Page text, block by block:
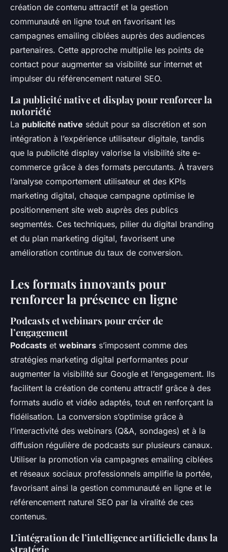
création de contenu attractif et la gestion
communauté en ligne tout en favorisant les
campagnes emailing ciblées auprès des audiences
partenaires. Cette approche multiplie les points de
contact pour augmenter sa visibilité sur internet et
impulser du référencement naturel SEO.
La publicité native et display pour renforcer la
notoriété
La publicité native séduit pour sa discrétion et son
intégration à l’expérience utilisateur digitale, tandis
que la publicité display valorise la visibilité site e-
commerce grâce à des formats percutants. À travers
l’analyse comportement utilisateur et des KPIs
marketing digital, chaque campagne optimise le
positionnement site web auprès des publics
segmentés. Ces techniques, pilier du digital branding
et du plan marketing digital, favorisent une
amélioration continue du taux de conversion.
Les formats innovants pour
renforcer la présence en ligne
Podcasts et webinars pour créer de
l’engagement
Podcasts et webinars s’imposent comme des
stratégies marketing digital performantes pour
augmenter la visibilité sur Google et l’engagement. Ils
facilitent la création de contenu attractif grâce à des
formats audio et vidéo adaptés, tout en renforçant la
fidélisation. La conversion s’optimise grâce à
l’interactivité des webinars (Q&A, sondages) et à la
diffusion régulière de podcasts sur plusieurs canaux.
Utiliser la promotion via campagnes emailing ciblées
et réseaux sociaux professionnels amplifie la portée,
favorisant ainsi la gestion communauté en ligne et le
référencement naturel SEO par la viralité de ces
contenus.
L’intégration de l’intelligence artificielle dans la
stratégie